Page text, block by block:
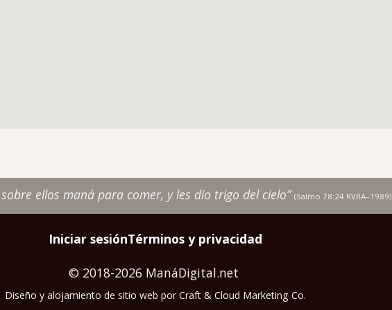
ellos maná para comer, y les dio trigo del cielo” (Salmo 78:24 RVRA–1989)
Iniciar sesiónTérminos y privacidad
© 2018-2026 ManáDigital.net
Diseño y alojamiento de sitio web porCraft & Cloud Marketing Co.